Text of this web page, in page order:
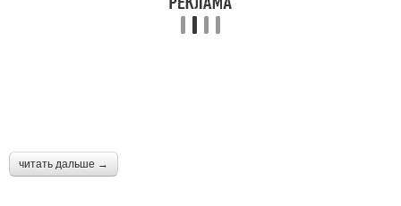
читать дальше →